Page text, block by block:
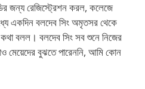
জন্য রেজিস্ট্রেশন করল, কলেজে
একদিন বলদেব সিং অমৃতসর থেকে
বলল। বলদেব সিং সব শুনে নিজের
মেয়েদের বুঝতে পারেননি, আমি কোন